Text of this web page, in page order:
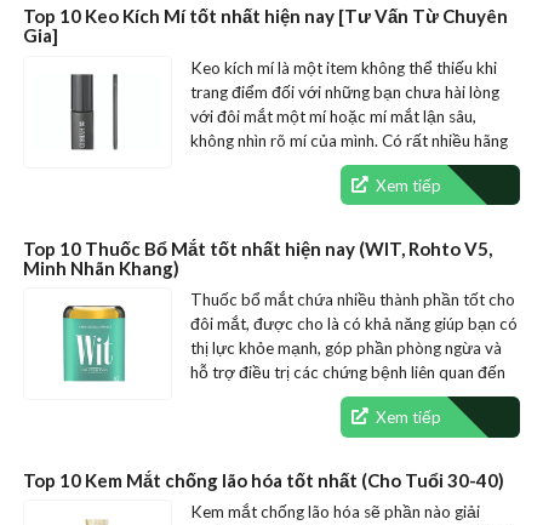
Top 10 Keo Kích Mí tốt nhất hiện nay [Tư Vấn Từ Chuyên
Gia]
Keo kích mí là một item không thể thiếu khi
trang điểm đối với những bạn chưa hài lòng
với đôi mắt một mí hoặc mí mắt lận sâu,
không nhìn rõ mí của mình. Có rất nhiều hãng
Xem tiếp
Top 10 Thuốc Bổ Mắt tốt nhất hiện nay (WIT, Rohto V5,
Minh Nhãn Khang)
Thuốc bổ mắt chứa nhiều thành phần tốt cho
đôi mắt, được cho là có khả năng giúp bạn có
thị lực khỏe mạnh, góp phần phòng ngừa và
hỗ trợ điều trị các chứng bệnh liên quan đến
Xem tiếp
Top 10 Kem Mắt chống lão hóa tốt nhất (Cho Tuổi 30-40)
Kem mắt chống lão hóa sẽ phần nào giải